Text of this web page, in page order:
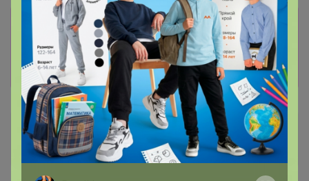
Информация о заказах доступна
лишь членам клуба
Показать
piggy
Магистр